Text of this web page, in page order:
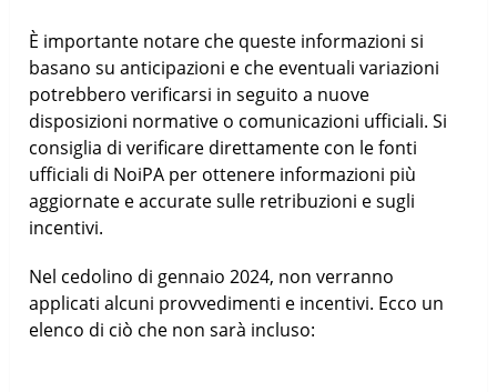
È importante notare che queste informazioni si
basano su anticipazioni e che eventuali variazioni
potrebbero verificarsi in seguito a nuove
disposizioni normative o comunicazioni ufficiali. Si
consiglia di verificare direttamente con le fonti
ufficiali di NoiPA per ottenere informazioni più
aggiornate e accurate sulle retribuzioni e sugli
incentivi.
Nel cedolino di gennaio 2024, non verranno
applicati alcuni provvedimenti e incentivi. Ecco un
elenco di ciò che non sarà incluso: